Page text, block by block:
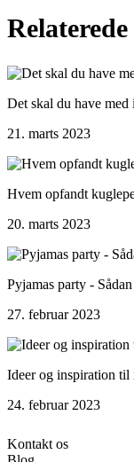
Det skal du have med
21. marts 2023
Hvem opfandt
20. marts 2023
Pyjamas party -
27. februar 2023
Ideer og inspiration
24. februar 2023
Kontakt os